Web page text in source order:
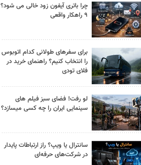
چرا باتری آیفون زود خالی می شود؟
۹ راهکار واقعی
برای سفرهای طولانی کدام اتوبوس
را انتخاب کنیم؟ راهنمای خرید در
فلای تودی
لو رفت! فضای سبز فیلم های
سینمایی ایران را چه کسی میسازد؟
سانترال یا ویپ؟ راز ارتباطات پایدار
در شرکت‌های حرفه‌ای